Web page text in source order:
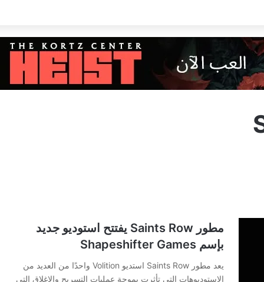
مطور Saints Row يفتتح استوديو جديد
بإسم Shapeshifter Games
يعد مطور Saints Row استديو Volition واحدًا من العديد من
الاستوديوهات التي تأثرت بموجة عمليات التسريح والإغلاق التي